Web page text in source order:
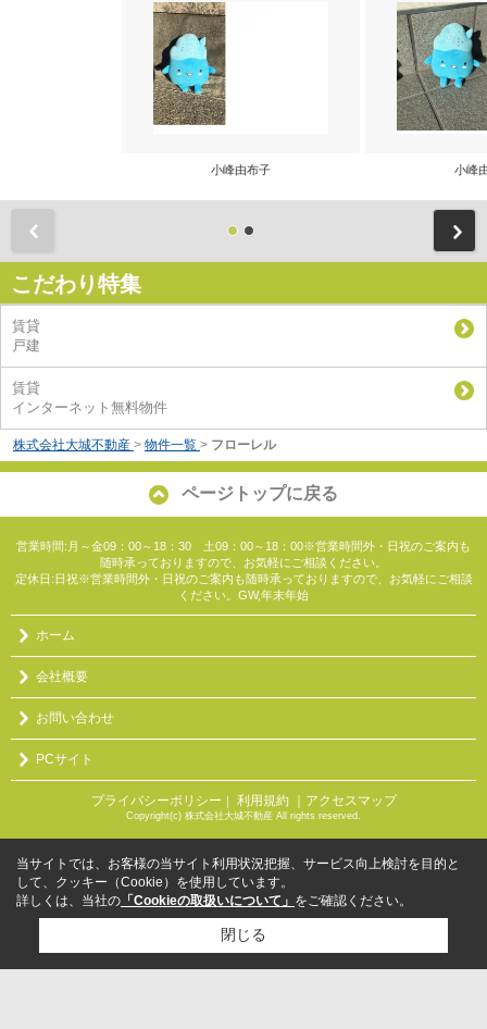
小峰由布子 小峰
こだわり特集
賃貸
戸建
賃貸
インターネット無料物件
株式会社大城不動産 > 物件一覧 > フローレル
ページトップに戻る
営業時間:月～金09：00～18：30 土09：00～18：00※営業時間外・日祝のご案内も
随時承っておりますので、お気軽にご相談ください。
定休日:日祝※営業時間外・日祝のご案内も随時承っておりますので、お気軽にご相談
ください。GW,年末年始
ホーム
会社概要
お問い合わせ
PCサイト
プライバシーポリシー 利用規約 ｜アクセスマップ
Copyright(c) 株式会社大城不動産 All rights reserved.
当サイトでは、お客様の当サイト利用状況把握、サービス向上検討を目的と
して、クッキー（Cookie）を使用しています。
詳しくは、当社の 「Cookieの取扱いについて」 をご確認ください。
閉じる